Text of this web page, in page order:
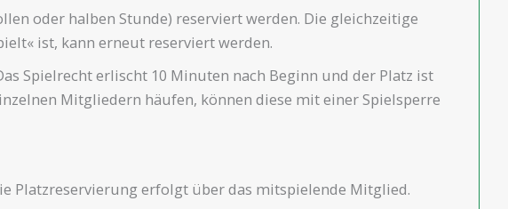
oder halben Stunde) reserviert werden. Die gleichzeitige
ist, kann erneut reserviert werden.
Spielrecht erlischt 10 Minuten nach Beginn und der Platz ist
Mitgliedern häufen, können diese mit einer Spielsperre
Platzreservierung erfolgt über das mitspielende Mitglied.